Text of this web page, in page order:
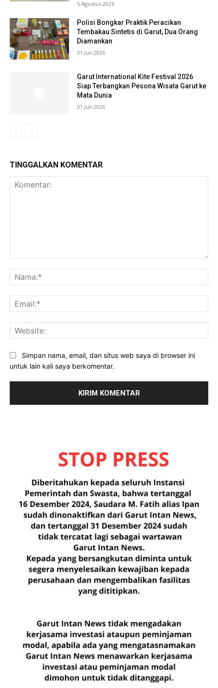
5 Agustus 2026
Polisi Bongkar Praktik Peracikan
Tembakau Sintetis di Garut, Dua Orang
Diamankan
31 Juli 2026
Garut International Kite Festival 2026
Siap Terbangkan Pesona Wisata Garut ke
Mata Dunia
31 Juli 2026
TINGGALKAN KOMENTAR
Simpan nama, email, dan situs web saya di browser ini
untuk lain kali saya berkomentar.